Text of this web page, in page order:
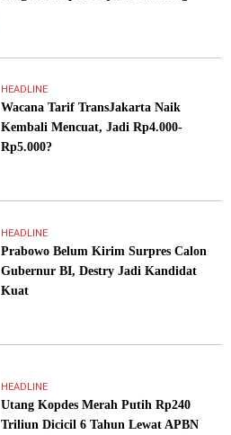
HEADLINE
Wacana Tarif TransJakarta Naik
Kembali Mencuat, Jadi Rp4.000-
Rp5.000?
HEADLINE
Prabowo Belum Kirim Surpres Calon
Gubernur BI, Destry Jadi Kandidat
Kuat
HEADLINE
Utang Kopdes Merah Putih Rp240
Triliun Dicicil 6 Tahun Lewat APBN